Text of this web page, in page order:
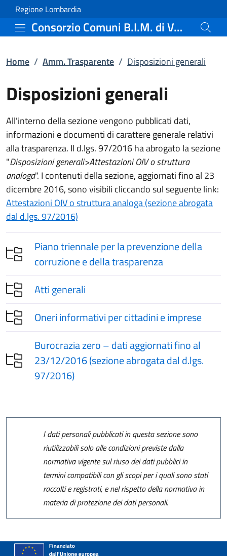
Vai al contenuto principale
Disposizioni generali |
Regione Lombardia
Consorzio Comuni B.I.M. di Valle Camonica
Home / Amm. Trasparente / Disposizioni generali
Disposizioni generali
All'interno della sezione vengono pubblicati dati,
informazioni e documenti di carattere generale relativi
alla trasparenza. Il d.lgs. 97/2016 ha abrogato la sezione
"Disposizioni generali>Attestazioni OIV o struttura
analoga". I contenuti della sezione, aggiornati fino al 23
dicembre 2016, sono visibili cliccando sul seguente link:
Attestazioni OIV o struttura analoga (sezione abrogata
dal d.lgs. 97/2016)
Piano triennale per la prevenzione della
corruzione e della trasparenza
Atti generali
Oneri informativi per cittadini e imprese
Burocrazia zero – dati aggiornati fino al
23/12/2016 (sezione abrogata dal d.lgs.
97/2016)
I dati personali pubblicati in questa sezione sono
riutilizzabili solo alle condizioni previste dalla
normativa vigente sul riuso dei dati pubblici in
termini compatibili con gli scopi per i quali sono stati
raccolti e registrati, e nel rispetto della normativa in
materia di protezione dei dati personali.